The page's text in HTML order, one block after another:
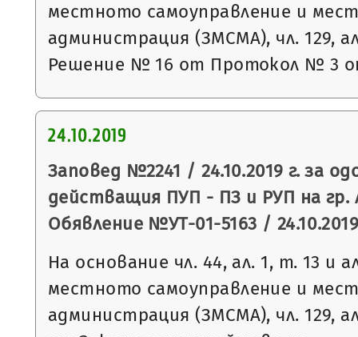
местното самоуправление и
администрация (ЗМСМА), чл. 129,
Решение № 16 от Протокол № 3
24.10.2019
Заповед №2241 / 24.10.2019 г. за
действащия ПУП - ПЗ и РУП на гр.
Обявление №УТ-01-5163 /
На основание чл. 44, ал. 1, т. 13 и
местното самоуправление и
администрация (ЗМСМА), чл. 129,